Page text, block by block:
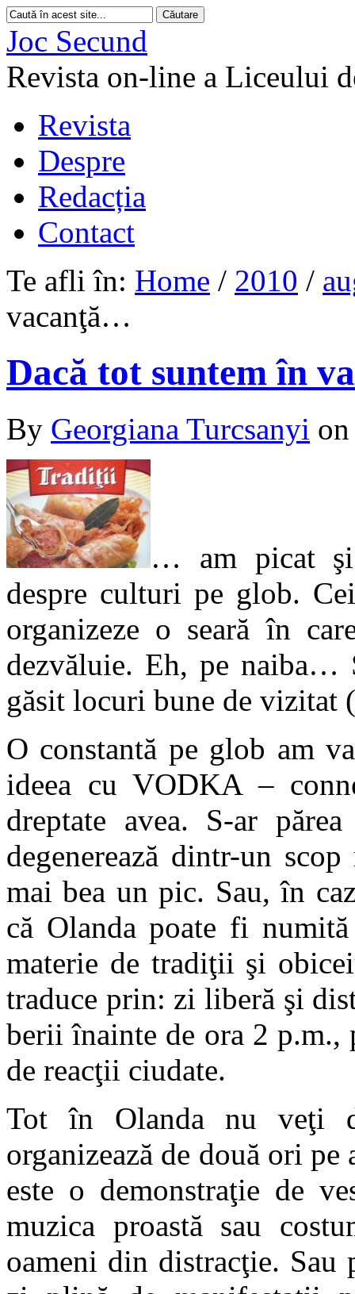
Joc Secund
Revista on-line a Liceului
Revista
Despre
Redacția
Contact
Te afli în: Home / 2010 /
vacanţă…
Dacă tot suntem în
By Georgiana Turcsanyi
… am picat
despre culturi pe glob.
organizeze o seară în
dezvăluie. Eh, pe naiba…
găsit locuri bune de vizitat
O constantă pe glob am
ideea cu VODKA –
dreptate avea. S-ar
degenerează dintr-un
mai bea un pic. Sau, în
că Olanda poate fi
materie de tradiţii şi
traduce prin: zi liberă şi
berii înainte de ora 2 p.m.,
de reacţii ciudate.
Tot în Olanda nu veţi
organizează de două ori
este o demonstraţie de
muzica proastă sau
oameni din distracţie. Sau